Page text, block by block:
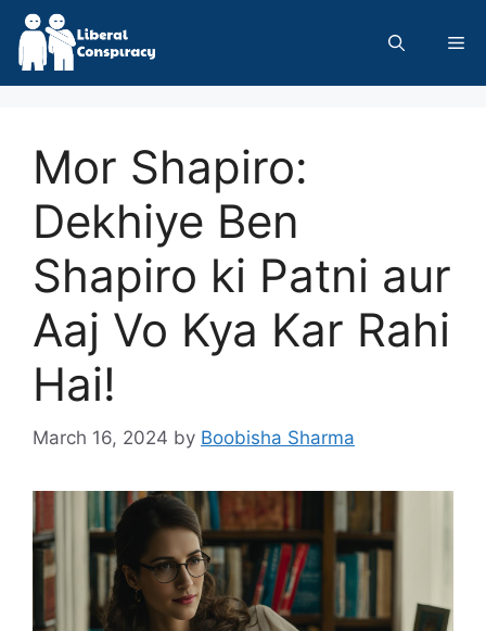
Skip
content
Mor Shapiro:
Dekhiye Ben
Shapiro ki Patni aur
Aaj Vo Kya Kar Rahi
Hai!
March 16, 2024 by Boobisha Sharma